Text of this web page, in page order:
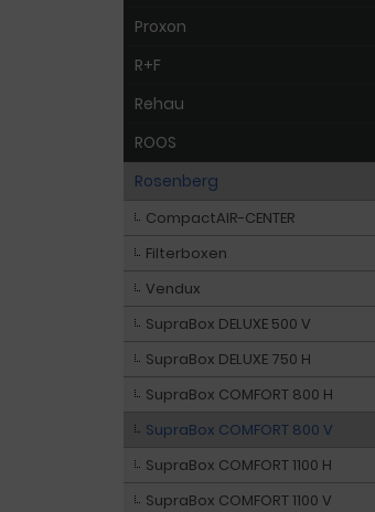
Proxon
R+F
Rehau
ROOS
Rosenberg
CompactAIR-CENTER
Filterboxen
Vendux
SupraBox DELUXE 500 V
SupraBox DELUXE 750 H
SupraBox COMFORT 800 H
SupraBox COMFORT 800 V
SupraBox COMFORT 1100 H
SupraBox COMFORT 1100 V